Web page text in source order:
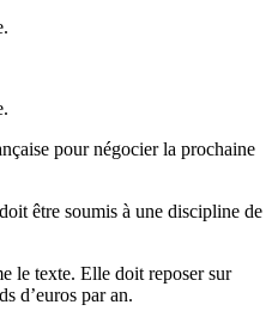
pour négocier la prochaine
être soumis à une discipline de
le texte. Elle doit reposer sur
d’euros par an.